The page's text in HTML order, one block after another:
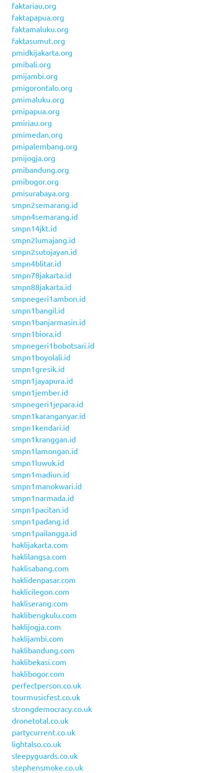
faktariau.org
faktapapua.org
faktamaluku.org
faktasumut.org
pmidkijakarta.org
pmibali.org
pmijambi.org
pmigorontalo.org
pmimaluku.org
pmipapua.org
pmiriau.org
pmimedan.org
pmipalembang.org
pmijogja.org
pmibandung.org
pmibogor.org
pmisurabaya.org
smpn2semarang.id
smpn4semarang.id
smpn14jkt.id
smpn2lumajang.id
smpn2sutojayan.id
smpn4blitar.id
smpn78jakarta.id
smpn88jakarta.id
smpnegeri1ambon.id
smpn1bangil.id
smpn1banjarmasin.id
smpn1biora.id
smpnegeri1bobotsari.id
smpn1boyolali.id
smpn1gresik.id
smpn1jayapura.id
smpn1jember.id
smpnegeri1jepara.id
smpn1karanganyar.id
smpn1kendari.id
smpn1kranggan.id
smpn1lamongan.id
smpn1luwuk.id
smpn1madiun.id
smpn1manokwari.id
smpn1narmada.id
smpn1pacitan.id
smpn1padang.id
smpn1pailangga.id
haklijakarta.com
haklilangsa.com
haklisabang.com
haklidenpasar.com
haklicilegon.com
hakliserang.com
haklibengkulu.com
haklijogja.com
haklijambi.com
haklibandung.com
haklibekasi.com
haklibogor.com
perfectperson.co.uk
tourmusicfest.co.uk
strongdemocracy.co.uk
dronetotal.co.uk
partycurrent.co.uk
lightalso.co.uk
sleepyguards.co.uk
stephensmoke.co.uk